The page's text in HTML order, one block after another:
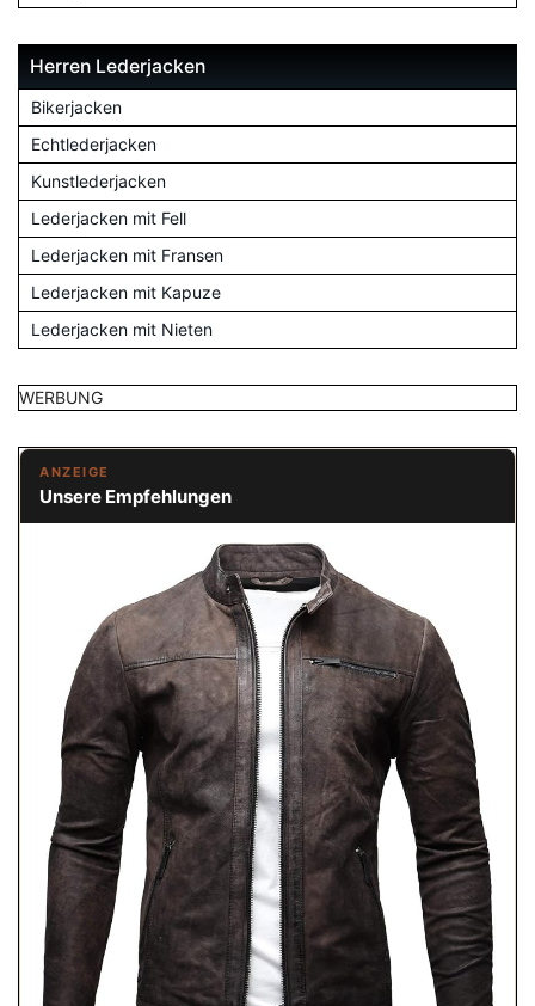
Herren Lederjacken
Bikerjacken
Echtlederjacken
Kunstlederjacken
Lederjacken mit Fell
Lederjacken mit Fransen
Lederjacken mit Kapuze
Lederjacken mit Nieten
WERBUNG
ANZEIGE
Unsere Empfehlungen